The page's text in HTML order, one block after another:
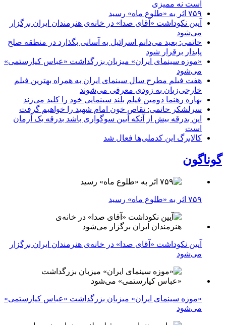
است نه ممیزی
۷۵۹ اثر به «طلوع ماه» رسید
آیین نکوداشت «آقای صدا» در خانه‌ی هنرمندان ایران برگزار
می‌شود
خاتمی: بعید می‌دانم اسرائیل به آسانی بگذارد در منطقه صلح
پایدار برقرار شود
«موزه سینمای ایران» میزبان بزرگداشت «عباس کیارستمی»
می‌شود
هفت فیلم مطرح سال سینمای ایران به همراه بهترین فیلم
خارجی‌زبان به زودی معرفی می‌شوند
بهاره رهنما دومین فیلم بلند سینمایی خود را کلید می‌زند
سرلشکر حاتمی: تقاص خون امام شهید را خواهیم گرفت
این بدرقه بیش از آنکه آیین سوگواری باشد بدرقه یک آرمان
است
کالابرگ این کدملی‌ها فعال شد
گوناگون
۷۵۹ اثر به «طلوع ماه» رسید
آیین نکوداشت «آقای صدا» در خانه‌ی هنرمندان ایران برگزار
می‌شود
«موزه سینمای ایران» میزبان بزرگداشت «عباس کیارستمی»
می‌شود